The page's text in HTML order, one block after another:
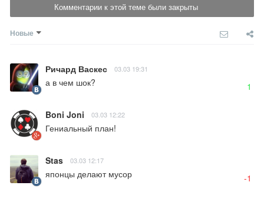
Комментарии к этой теме были закрыты
Новые
Ричард Васкес 03.03 19:31
а в чем шок? 1
Boni Joni 03.03 12:22
Гениальный план!
Stas 03.03 12:17
японцы делают мусор -1